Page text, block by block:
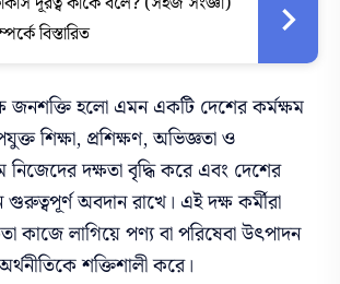
বিস্তারিত
জনশক্তি হলো এমন একটি দেশের কর্মক্ষম
শিক্ষা, প্রশিক্ষণ, অভিজ্ঞতা ও
নিজেদের দক্ষতা বৃদ্ধি করে এবং দেশের
অবদান রাখে। এই দক্ষ কর্মীরা
কাজে লাগিয়ে পণ্য বা পরিষেবা উৎপাদন
শক্তিশালী করে।